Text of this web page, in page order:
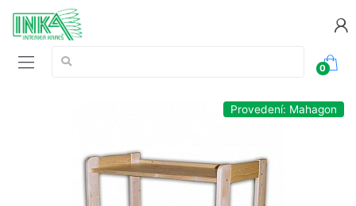
Vyhledávání:
0
Provedení: Mahagon